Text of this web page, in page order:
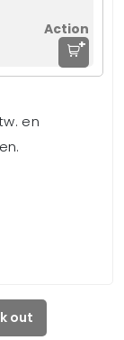
+
en
out